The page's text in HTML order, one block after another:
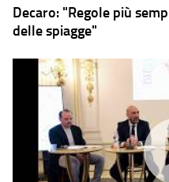
Decaro: "Regole più
delle spiagge"